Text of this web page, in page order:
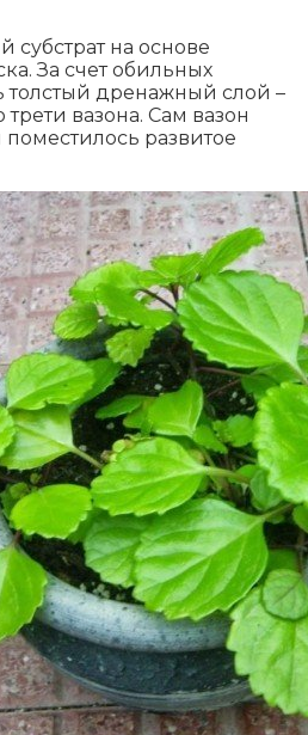
субстрат на основе
За счет обильных
толстый дренажный слой –
вазона. Сам вазон
развитое